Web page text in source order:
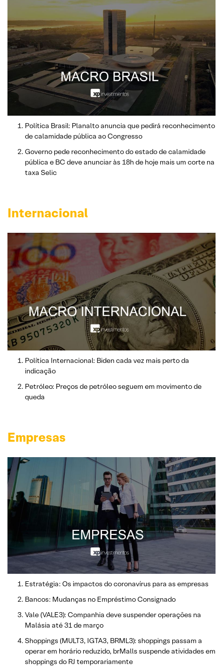
Política Brasil: Planalto anuncia que pedirá reconhecimento
de calamidade pública ao Congresso
Governo pede reconhecimento do estado de calamidade
pública e BC deve anunciar às 18h de hoje mais um corte na
taxa Selic
Internacional
Política Internacional: Biden cada vez mais perto da
indicação
Petróleo: Preços de petróleo seguem em movimento de
queda
Empresas
Estratégia: Os impactos do coronavírus para as empresas
Bancos: Mudanças no Empréstimo Consignado
Vale (VALE3): Companhia deve suspender operaçōes na
Malásia até 31 de março
Shoppings (MULT3, IGTA3, BRML3): shoppings passam a
operar em horário reduzido, brMalls suspende atividades em
shoppings do RJ temporariamente